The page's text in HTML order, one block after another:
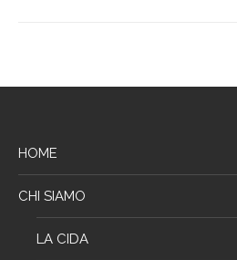
HOME
CHI SIAMO
LA CIDA